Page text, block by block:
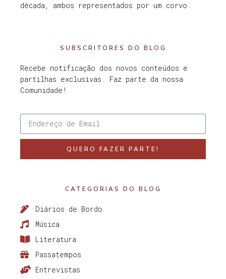
década, ambos representados por um corvo.
SUBSCRITORES DO BLOG
Recebe notificação dos novos conteúdos e
partilhas exclusivas. Faz parte da nossa
Comunidade!
QUERO FAZER PARTE!
CATEGORIAS DO BLOG
Diários de Bordo
Música
Literatura
Passatempos
Entrevistas